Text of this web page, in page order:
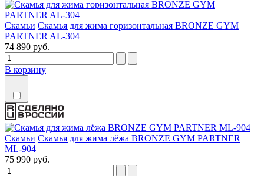
Скамьи Скамья для жима горизонтальная BRONZE GYM
PARTNER AL-304
74 890 руб.
В корзину
Скамьи Скамья для жима лёжа BRONZE GYM PARTNER
ML-904
75 990 руб.